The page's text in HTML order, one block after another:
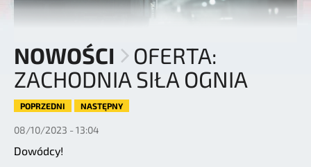
NOWOŚCI
OFERTA:
ZACHODNIA SIŁA OGNIA
POPRZEDNI NASTĘPNY
08/10/2023 - 13:04
Dowódcy!